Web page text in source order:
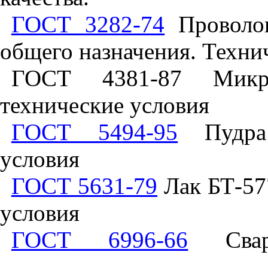
ГОСТ 3282-74
общего назначения.
ГОСТ 4381-87
технические условия
ГОСТ 5494-95 Пудра
условия
ГОСТ 5631-79 Лак БТ-
условия
ГОСТ 6996-66